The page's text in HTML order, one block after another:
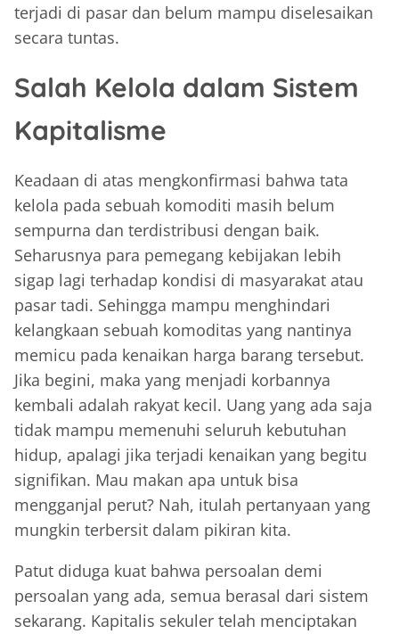
terjadi di pasar dan belum mampu diselesaikan
secara tuntas.
Salah Kelola dalam Sistem
Kapitalisme
Keadaan di atas mengkonfirmasi bahwa tata
kelola pada sebuah komoditi masih belum
sempurna dan terdistribusi dengan baik.
Seharusnya para pemegang kebijakan lebih
sigap lagi terhadap kondisi di masyarakat atau
pasar tadi. Sehingga mampu menghindari
kelangkaan sebuah komoditas yang nantinya
memicu pada kenaikan harga barang tersebut.
Jika begini, maka yang menjadi korbannya
kembali adalah rakyat kecil. Uang yang ada saja
tidak mampu memenuhi seluruh kebutuhan
hidup, apalagi jika terjadi kenaikan yang begitu
signifikan. Mau makan apa untuk bisa
mengganjal perut? Nah, itulah pertanyaan yang
mungkin terbersit dalam pikiran kita.
Patut diduga kuat bahwa persoalan demi
persoalan yang ada, semua berasal dari sistem
sekarang. Kapitalis sekuler telah menciptakan